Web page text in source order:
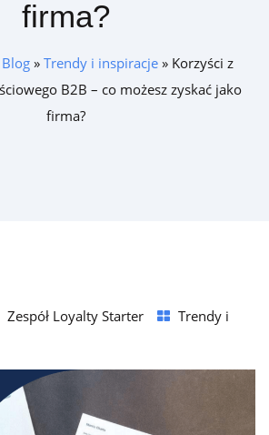
darmową konsultację
firma?
Blog » Trendy i inspiracje » Korzyści z
B2B – co możesz zyskać jako
firma?
Zespół Loyalty Starter
Trendy i